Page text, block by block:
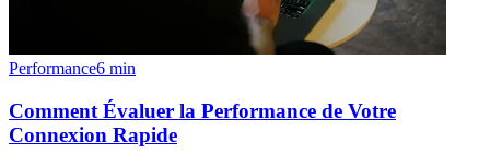
Performance6 min
Comment Évaluer la Performance de Votre
Connexion Rapide